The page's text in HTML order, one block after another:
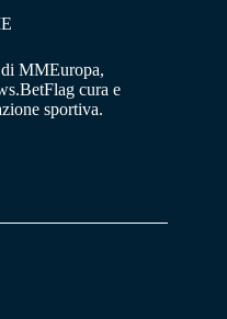
di MMEuropa,
cura e
sportiva.